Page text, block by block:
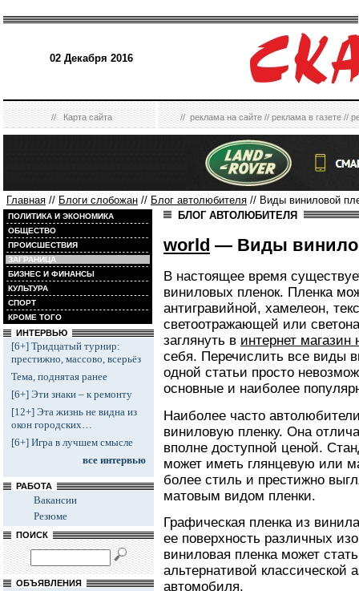
02 Декабря 2016
//Карта сайта //реклама на сайте//реклама в газете//
Главная // Блоги слобожан // Блог автолюбителя // Виды виниловой
ПОЛИТИКА И ЭКОНОМИКА
ОБЩЕСТВО
ПРОИСШЕСТВИЯ
ЗАГРАНИЦА
БИЗНЕС И ФИНАНСЫ
КУЛЬТУРА
СПОРТ
КРОМЕ ТОГО
ИНТЕРВЬЮ
[6+] Тридцатый турнир:
престижно, массово, всерьёз
Тема, поднятая ранее
[6+] Эти знаки – к ремонту
[12+] Эта жизнь не видна из
окон городских…
[6+] Игра в лучшем смысле
все интервью
РАБОТА
Вакансии
Резюме
ПОИСК
ОБЪЯВЛЕНИЯ
БЛОГ АВТОЛЮБИТЕЛЯ
world — Виды
В настоящее время
виниловых пленок. Пленка
антигравийной, хамелеон,
светоотражающей или
заглянуть в интернет магазин
себя. Перечислить все виды
одной статьи просто
основные и наиболее
Наиболее часто
виниловую пленку. Она
вполне доступной ценой.
может иметь глянцевую или
более стиль и престижно
матовым видом пленки.
Графическая пленка из
ее поверхность различных
виниловая пленка может
альтернативой классической
автомобиля.